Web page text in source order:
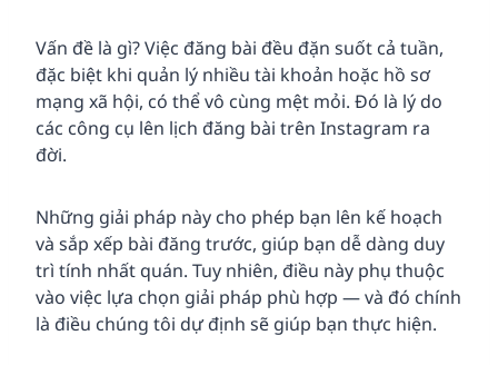
Vấn đề là gì? Việc đăng bài đều đặn suốt cả tuần,
đặc biệt khi quản lý nhiều tài khoản hoặc hồ sơ
mạng xã hội, có thể vô cùng mệt mỏi. Đó là lý do
các công cụ lên lịch đăng bài trên Instagram ra
đời.
Những giải pháp này cho phép bạn lên kế hoạch
và sắp xếp bài đăng trước, giúp bạn dễ dàng duy
trì tính nhất quán. Tuy nhiên, điều này phụ thuộc
vào việc lựa chọn giải pháp phù hợp — và đó chính
là điều chúng tôi dự định sẽ giúp bạn thực hiện.